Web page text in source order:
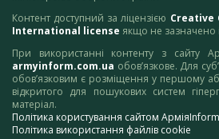
Контент доступний за ліцензією Creative
International license якщо не зазначено
При використанні контенту з сайту
armyinform.com.ua обов’язкове. Для
обов’язковим є розміщення у першому
відкритого для пошукових систем
матеріал.
Політика користування сайтом АрміяInform
Політика використання файлів cookie